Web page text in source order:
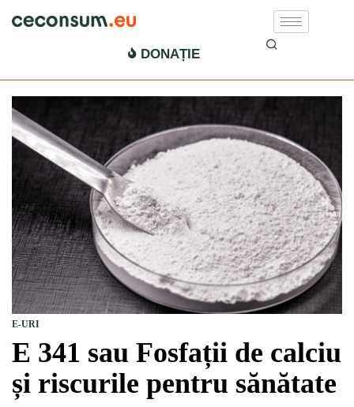
DONAȚIE
E-URI
E 341 sau Fosfații de calciu
și riscurile pentru sănătate